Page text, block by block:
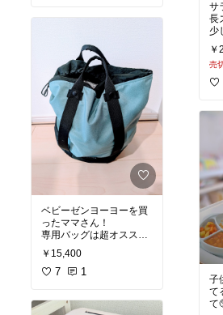
#暑さ対策#赤ちゃん
ベビー
ベビーゼンヨーヨーを買
ったママさん！
専用バッグは超オススメ
大容量＆丈夫！
こともない！
￥15,400
7 1
サ
長
少
い
夏
て
身
の
ょ
足
か
到
の
動
タ
よ
￥
売
子
て